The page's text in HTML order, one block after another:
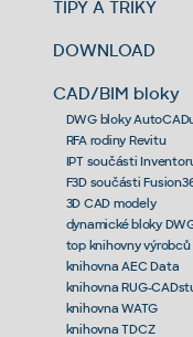
TIPY A TRIKY
DOWNLOAD
CAD/BIM bloky
DWG bloky
RFA rodiny Revitu
IPT součásti
F3D součásti
3D CAD modely
dynamické bloky
top knihovny výrobců
knihovna AEC Data
knihovna RUG-
knihovna WATG
knihovna TDCZ